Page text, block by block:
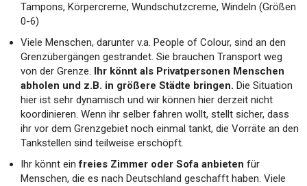
Tampons, Körpercreme, Wundschutzcreme, Windeln (Größen
0-6)
Viele Menschen, darunter v.a. People of Colour, sind an den
Grenzübergängen gestrandet. Sie brauchen Transport weg
von der Grenze. Ihr könnt als Privatpersonen Menschen
abholen und z.B. in größere Städte bringen. Die Situation
hier ist sehr dynamisch und wir können hier derzeit nicht
koordinieren. Wenn ihr selber fahren wollt, stellt sicher, dass
ihr vor dem Grenzgebiet noch einmal tankt, die Vorräte an den
Tankstellen sind teilweise erschöpft.
Ihr könnt einfreies Zimmer oder Sofa anbieten für
Menschen, die es nach Deutschland geschafft haben. Viele